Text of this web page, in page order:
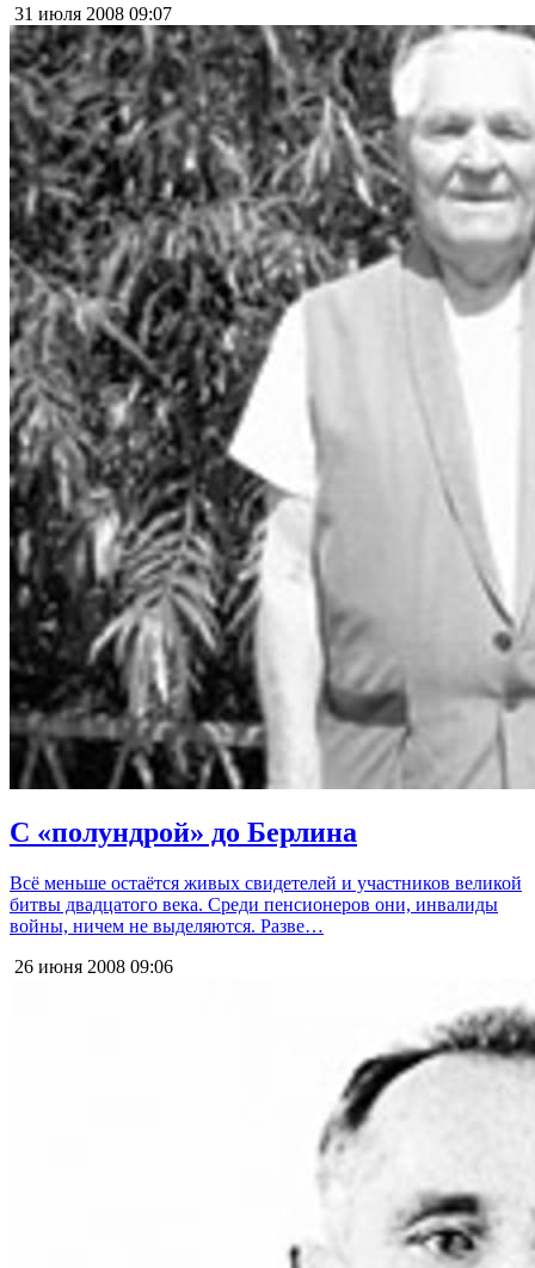
31 июля 2008 09:07
С «полундрой» до Берлина
Всё меньше остаётся живых свидетелей и участников великой
битвы двадцатого века. Среди пенсионеров они, инвалиды
войны, ничем не выделяются. Разве…
26 июня 2008 09:06